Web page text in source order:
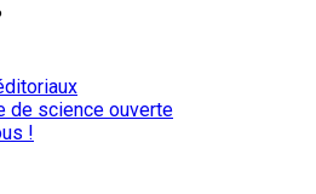
de science ouverte
!